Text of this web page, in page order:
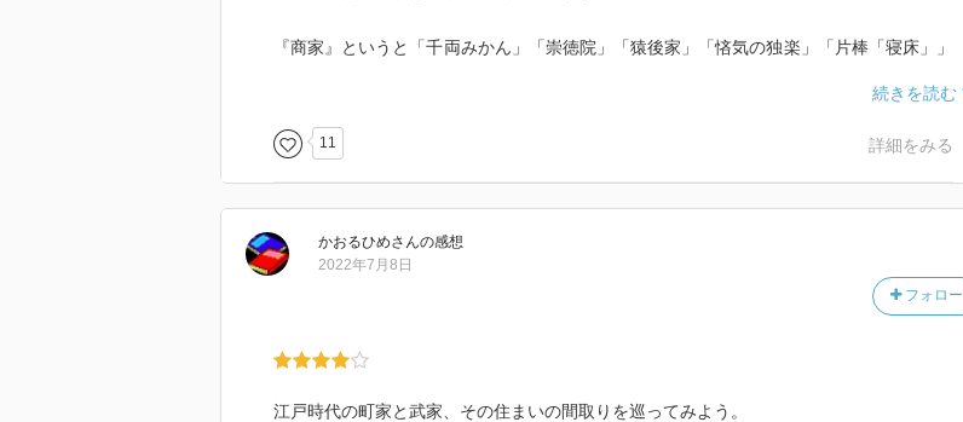
『商家』というと「千両みかん」「崇徳院」「猿後家」「悋気の独楽」「片棒「寝床」」
『武家屋敷』となると上方落語には少ないのでは、「井戸の茶碗」「禁酒関所」ほんま少
でも、裏長屋の標準的な部屋とは、九尺二間の四畳半一間の板敷きに半畳ぐらいの土間。
ほんま風呂もトイレもない愛想のないワンルームで、あの「青菜」にでてくる押入れがあ
11 詳細をみる
かおるひめさんの感想
フォロー
2022年7月8日
江戸時代の町家と武家、その住まいの間取りを巡ってみよう。